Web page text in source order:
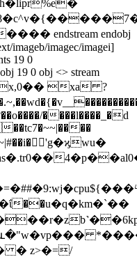
endstream endobj
imageb/imagec/imagei]
19 0
19 0 obj <> stream
xa ?
����l����_�d
��tc7�~~|����
~|#��i�'g�ϗwu�
��u�q�km�`��
� z>�=/